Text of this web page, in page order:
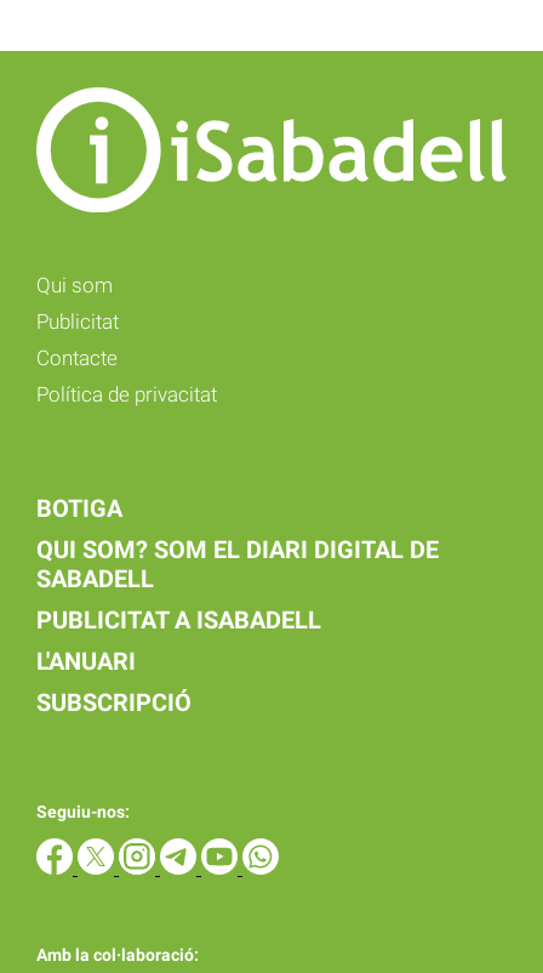
Qui som
Publicitat
Contacte
Política de privacitat
BOTIGA
QUI SOM? SOM EL DIARI DIGITAL DE
SABADELL
PUBLICITAT A ISABADELL
L'ANUARI
SUBSCRIPCIÓ
Seguiu-nos:
Amb la col·laboració: